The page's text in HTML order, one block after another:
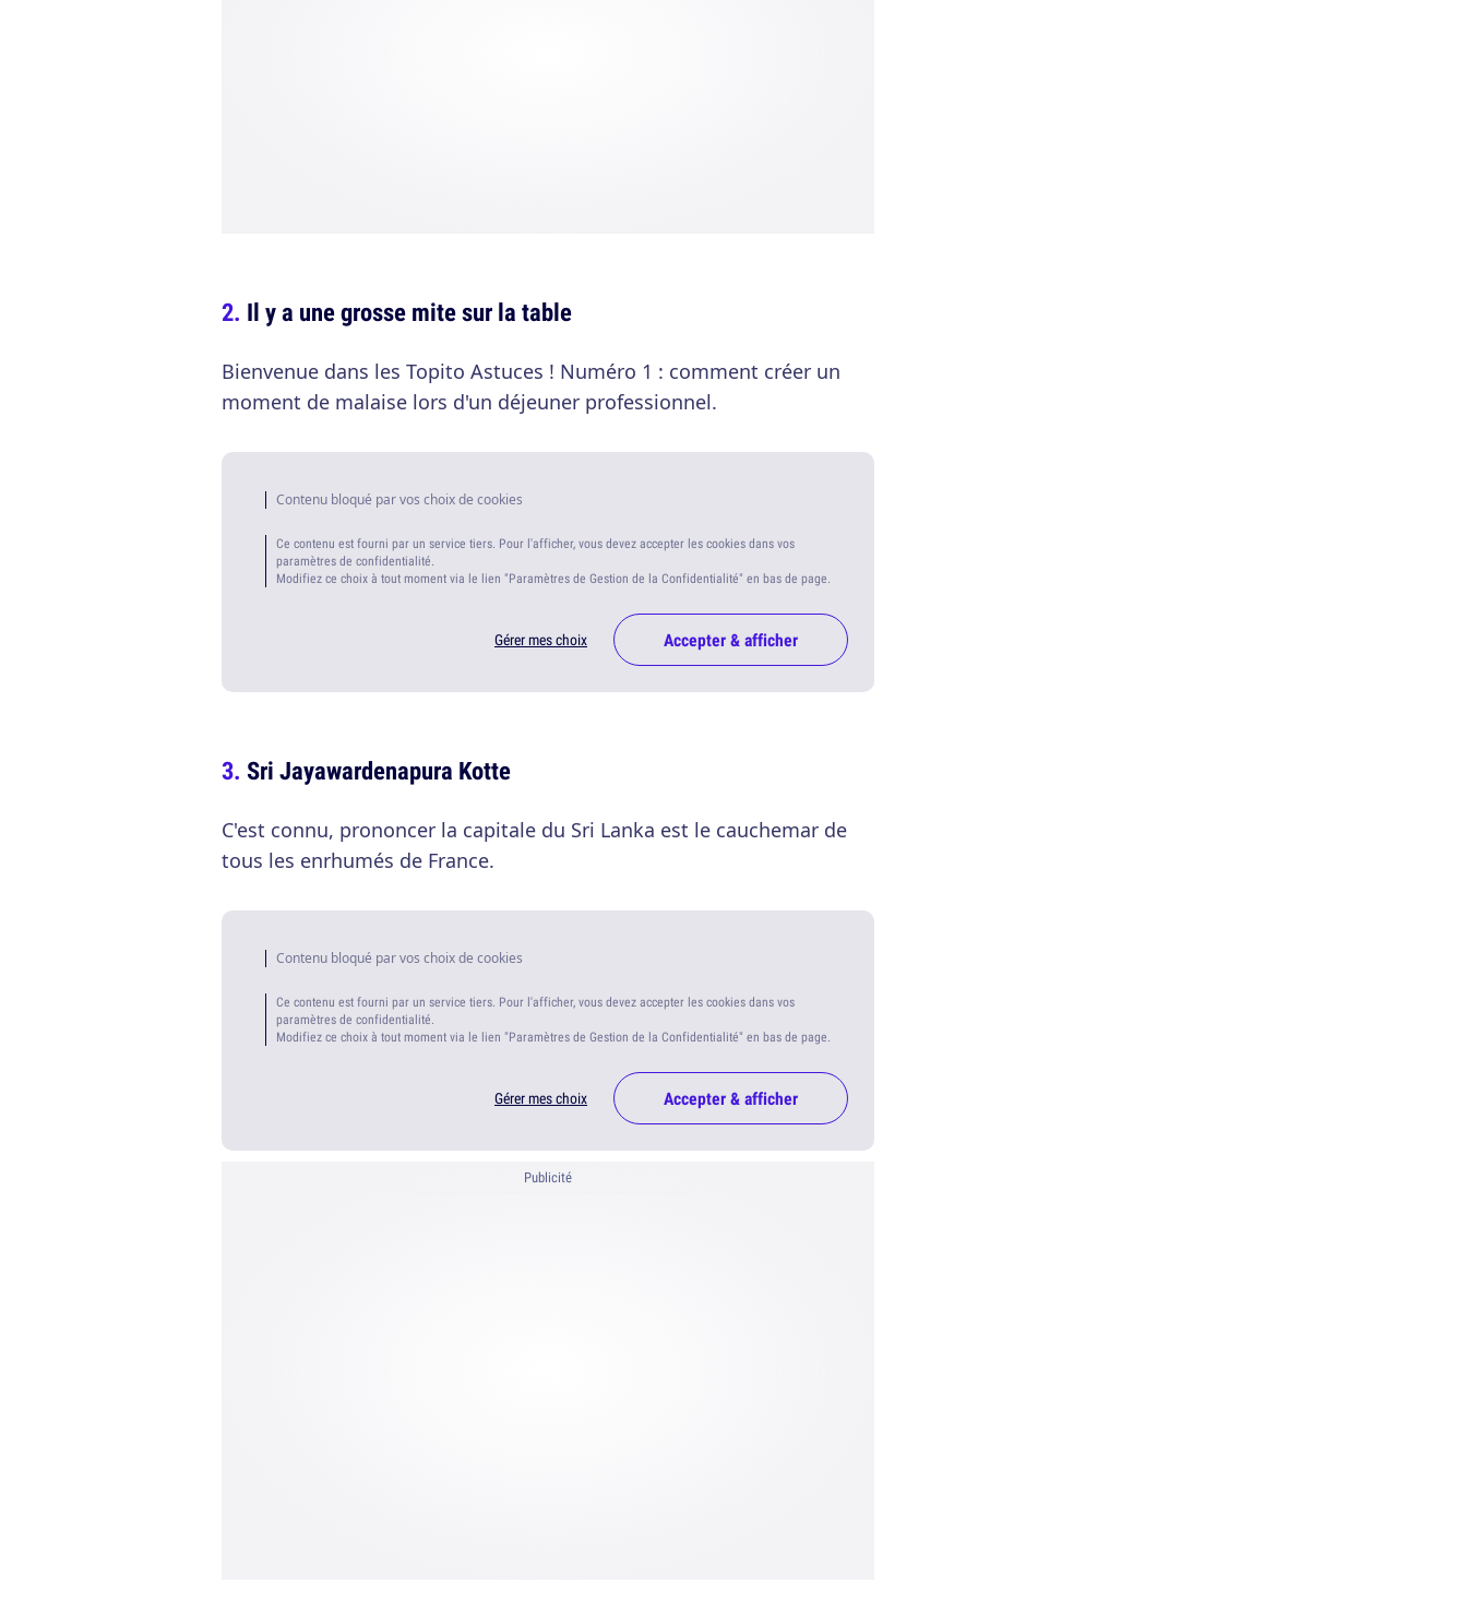
Il y a une grosse mite sur la table
Bienvenue dans les Topito Astuces ! Numéro 1 : comment créer un
moment de malaise lors d'un déjeuner professionnel.
Contenu bloqué par vos choix de cookies
Ce contenu est fourni par un service tiers. Pour l'afficher, vous devez accepter les cookies dans vos
paramètres de confidentialité.
Modifiez ce choix à tout moment via le lien "Paramètres de Gestion de la Confidentialité" en bas de page.
Gérer mes choix Accepter & afficher
Sri Jayawardenapura Kotte
C'est connu, prononcer la capitale du Sri Lanka est le cauchemar de
tous les enrhumés de France.
Contenu bloqué par vos choix de cookies
Ce contenu est fourni par un service tiers. Pour l'afficher, vous devez accepter les cookies dans vos
paramètres de confidentialité.
Modifiez ce choix à tout moment via le lien "Paramètres de Gestion de la Confidentialité" en bas de page.
Gérer mes choix Accepter & afficher
Publicité